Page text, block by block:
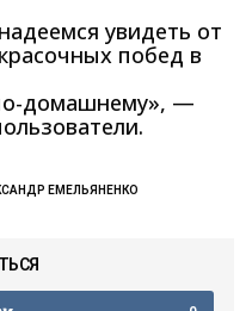
увидеть от
побед в
домашнему», —
ЕМЕЛЬЯНЕНКО